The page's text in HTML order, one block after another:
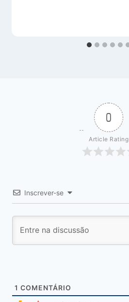
0
Article Rating
Inscrever-se
1 COMENTÁRIO